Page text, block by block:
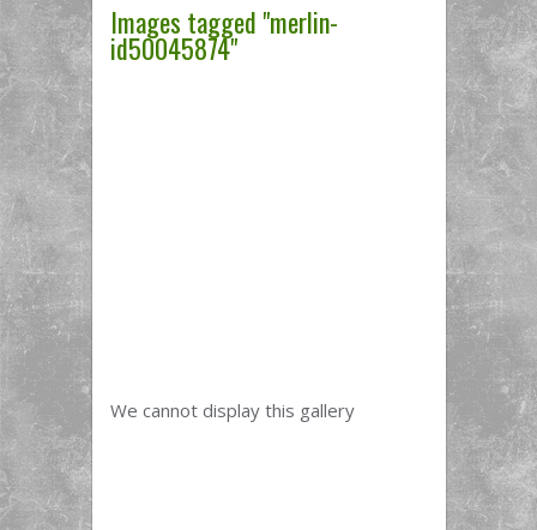
Images tagged "merlin-
id50045874"
We cannot display this gallery